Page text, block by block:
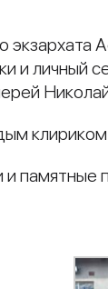
и личный
памятные